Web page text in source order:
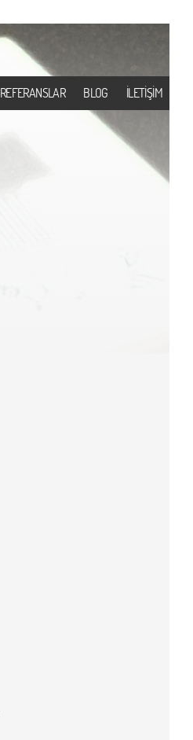
REFERANSLAR BLOG İLETİŞİM